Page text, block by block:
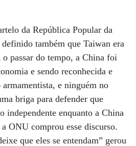
da República Popular da
também que Taiwan era
passar do tempo, a China foi
e sendo reconhecida e
e ninguém no
briga para defender que
independente enquanto a China
ONU comprou esse discurso.
que eles se entendam” gerou